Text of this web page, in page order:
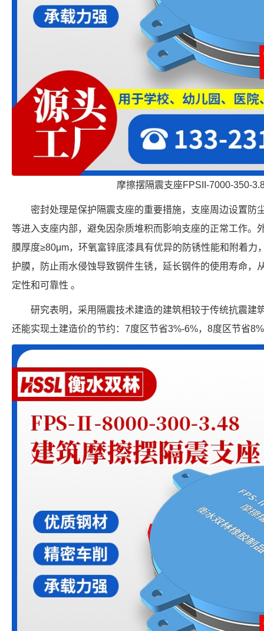
摩擦摆隔震支座FPSII-7000-350-
密封处理是保护隔震支座的重要措施，支座周边设置防
等进入支座内部，避免因杂质堆积而影响支座的正常工作。
膜厚度≥80μm，环氧富锌底漆具有优异的防锈性能和附着力
护膜，防止雨水侵蚀导致钢件生锈，延长钢件的使用寿命，
定性和可靠性 。
研究表明，采用隔震技术建造的建筑相较于传统抗震建
还能实现土建造价的节约：7度区节省3%-6%，8度区节省